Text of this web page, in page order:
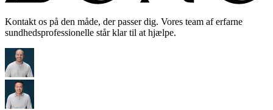
Kontakt os på den måde, der passer dig. Vores team af erfarne
sundhedsprofessionelle står klar til at hjælpe.